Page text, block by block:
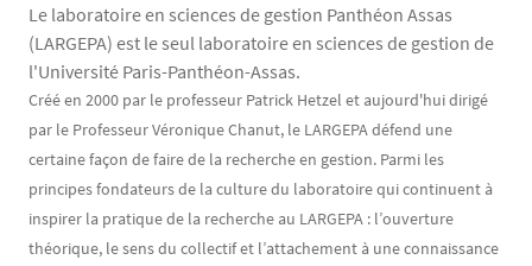
Le laboratoire en sciences de gestion Panthéon Assas
(LARGEPA) est le seul laboratoire en sciences de gestion de
l'Université Paris-Panthéon-Assas.
Contenu
Texte
Créé en 2000 par le professeur Patrick Hetzel et aujourd'hui dirigé
par le Professeur Véronique Chanut, le LARGEPA défend une
certaine façon de faire de la recherche en gestion. Parmi les
principes fondateurs de la culture du laboratoire qui continuent à
inspirer la pratique de la recherche au LARGEPA : l’ouverture
théorique, le sens du collectif et l’attachement à une connaissance